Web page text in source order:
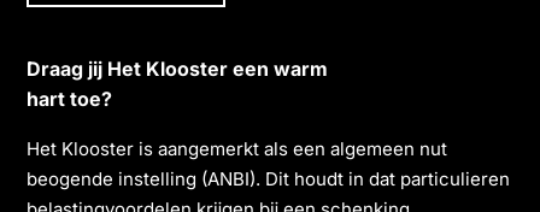
Draag jij Het Klooster een warm
hart toe?
Het Klooster is aangemerkt als een algemeen nut
beogende instelling (ANBI). Dit houdt in dat particulieren